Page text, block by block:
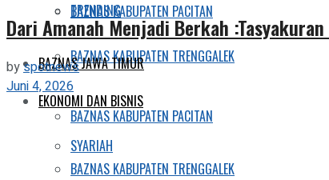
BAZNAS KABUPATEN PACITAN
BAZNAS KABUPATEN TRENGGALEK
EKONOMI DAN BISNIS
SYARIAH
TRENDING
BAZNAS JAWA TIMUR
BAZNAS KABUPATEN PACITAN
BAZNAS KABUPATEN TRENGGALEK
Dari Amanah Menjadi Berkah
byspotnews
Juni 4, 2026